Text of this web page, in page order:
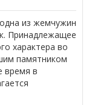
из жемчужин
Принадлежащее
характера во
памятником
время в